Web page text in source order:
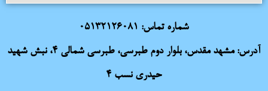
شماره تماس: 05132126081
آدرس: مشهد مقدس، بلوار دوم طبرسی، طبرسی شمالی 4، نبش شهید
حیدری نسب 4